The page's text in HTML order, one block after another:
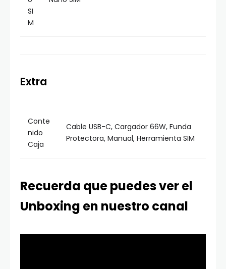
SI
M
Extra
Conte
nido
Caja
Cable USB-C, Cargador 66W, Funda
Protectora, Manual, Herramienta SIM
Recuerda que puedes ver el
Unboxing en nuestro canal